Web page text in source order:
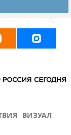
ВИЗУАЛ